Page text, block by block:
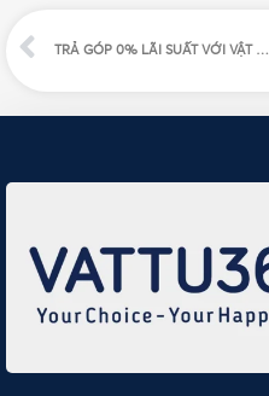
TRẢ GÓP 0% LÃI SUẤT VỚI VẬT TƯ 365